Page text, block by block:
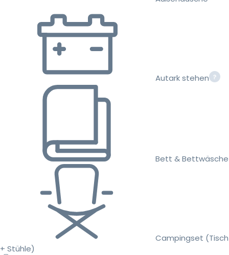
Autark stehen
Bett & Bettwäsche
Campingset (Tisch
+ Stühle)